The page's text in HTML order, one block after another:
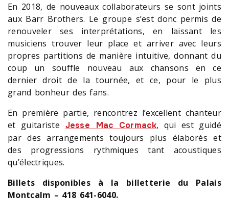
En 2018, de nouveaux collaborateurs se sont joints
aux Barr Brothers. Le groupe s’est donc permis de
renouveler ses interprétations, en laissant les
musiciens trouver leur place et arriver avec leurs
propres partitions de manière intuitive, donnant du
coup un souffle nouveau aux chansons en ce
dernier droit de la tournée, et ce, pour le plus
grand bonheur des fans.
En première partie, rencontrez l’excellent chanteur
et guitariste Jesse Mac Cormack, qui est guidé
par des arrangements toujours plus élaborés et
des progressions rythmiques tant acoustiques
qu’électriques.
Billets disponibles à la billetterie du Palais
Montcalm – 418 641-6040.